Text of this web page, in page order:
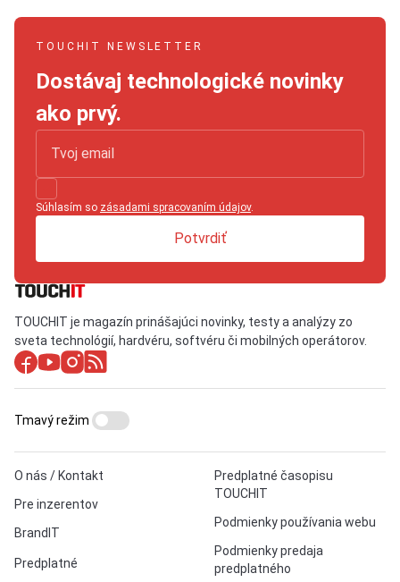
TOUCHIT NEWSLETTER
Dostávaj technologické novinky
ako prvý.
Súhlasím so zásadami spracovaním údajov.
Potvrdiť
TOUCHIT je magazín prinášajúci novinky, testy a analýzy zo
sveta technológií, hardvéru, softvéru či mobilných operátorov.
O nás / Kontakt
Pre inzerentov
BrandIT
Predplatné
Predplatné časopisu
TOUCHIT
Podmienky používania webu
Podmienky predaja
predplatného
Tmavý režim